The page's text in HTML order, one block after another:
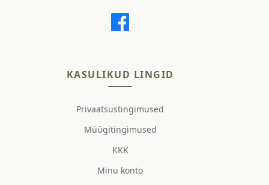
KASULIKUD LINGID
Privaatsustingimused
Müügitingimused
KKK
Minu konto